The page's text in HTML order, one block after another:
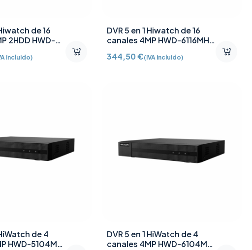
de 16
2HDD HWD-
incluido)
DVR 5 en 1 Hiwatch de 16
canales 4MP HWD-6116MH-
344,50€(IVA incluido)
de 4
HWD-5104MH-
DVR 5 en 1 HiWatch de 4
canales 4MP HWD-6104MH-